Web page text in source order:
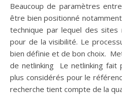
Beaucoup de paramètres
être bien positionné notamment
technique par lequel des sites
pour de la visibilité. Le
bien définie et de bon choix.
de netlinking Le netlinking fait
plus considérés pour le
recherche tient compte de la